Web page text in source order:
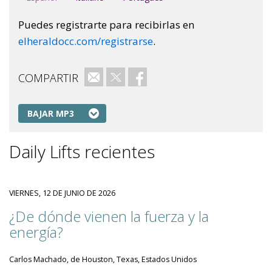
Puedes registrarte para recibirlas en
elheraldocc.com/registrarse.
COMPARTIR Correo electrónico
TwitterFacebook
BAJAR MP3
Daily Lifts recientes
VIERNES, 12 DE JUNIO DE 2026
¿De dónde vienen la fuerza y la
energía?
Carlos Machado, de Houston, Texas, Estados Unidos